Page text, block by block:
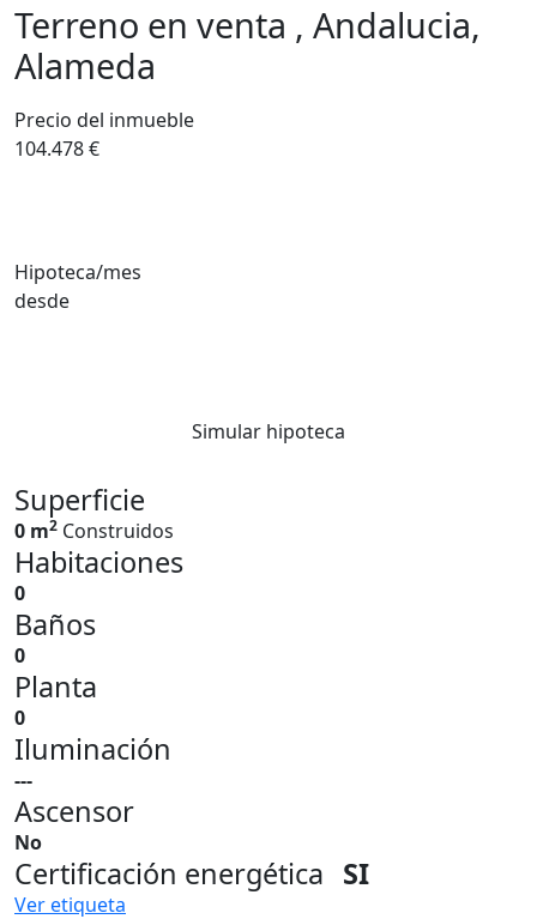
Terreno en venta , Andalucia,
Alameda
Precio del inmueble
104.478 €
Hipoteca/mes
desde
Simular hipoteca
Superficie
0 m2 Construidos
Habitaciones
0
Baños
0
Planta
0
Iluminación
---
Ascensor
No
Certificación energética SI
Ver etiqueta